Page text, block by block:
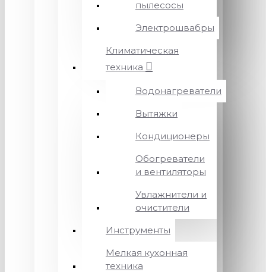
пылесосы
Электрошвабры
Климатическая
техника
Водонагреватели
Вытяжки
Кондиционеры
Обогреватели
и вентиляторы
Увлажнители и
очистители
Инструменты
Мелкая кухонная
техника